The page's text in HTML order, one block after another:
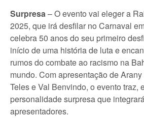
Surpresa– O evento vai eleger a
2025, que irá desfilar no Carnaval
celebra 50 anos do seu primeiro
início de uma história de luta e
rumos do combate ao racismo na
mundo. Com apresentação de
Teles e Val Benvindo, o evento traz,
personalidade surpresa que
apresentadores.